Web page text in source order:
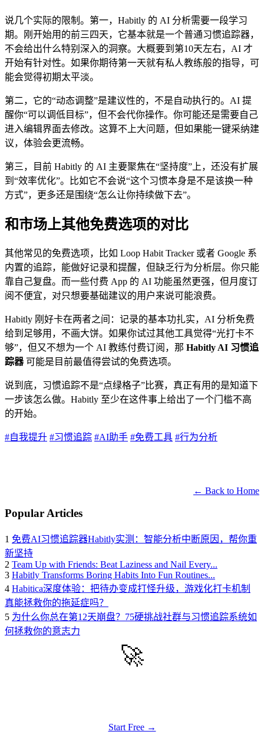
说几个实际的限制。第一，Habitly 的 AI 分析需要一段学习
期。刚开始用的前三四天，它基本就是一个普通习惯追踪器，
不会给出什么特别深入的洞察。大概要到第10天左右，AI 才
开始有针对性。如果你期待第一天就有私人教练般的指导，可
能会觉得初期太平淡。
第二，它的“动态调整”是建议性的，不是自动执行的。AI 提
醒你“可以调低目标”，但不会代你操作。你可能还是需要自己
进入编辑界面去修改。这算不上大问题，但如果能一键采纳建
议，体验会更流畅。
第三，目前 Habitly 的 AI 主要聚焦在“坚持度”上，还没有扩展
到“效率优化”。比如它不会说“这个习惯本身是不是该换一种
方式”，更多还是围绕“怎么让你持续做下去”。
和市场上其他免费选项的对比
其他常见的免费选项，比如 Loop Habit Tracker 或者 Google 系
内置的追踪，能做好记录和提醒，但缺乏行为分析层。你只能
靠自己复盘。而一些付费 App 的 AI 功能虽然更强，但月度订
阅不便宜，对只想要基础建议的用户来说可能浪费。
Habitly 刚好卡在两者之间：记录的基本功扎实，AI 分析免费
给到足够用，不画大饼。如果你试过其他工具觉得“光打卡不
够”，但又不想为一个 AI 教练付费订阅，那 Habitly AI 习惯追
踪器可能是目前最值得尝试的免费选项。
说到底，习惯追踪不是“点绿格子”比赛，真正有用的是知道下
一步该怎么做。Habitly 至少在这件事上给出了一个门槛不高
的开始。
#自我提升 #习惯追踪 #AI助手 #免费工具 #行为分析
← Back to Home
Popular Articles
1 免费AI习惯追踪器Habitly实测：智能分析中断原因，帮你重
新坚持
2 Team Up with Friends: Beat Laziness and Nail Every...
3 Habitly Transforms Boring Habits Into Fun Routines...
4 Habitica深度体验：把待办变成打怪升级，游戏化打卡机制
真能拯救你的拖延症吗？
5 为什么你总在第12天崩盘？75硬挑战社群与习惯追踪系统如
何拯救你的意志力
🚀
Start Free →